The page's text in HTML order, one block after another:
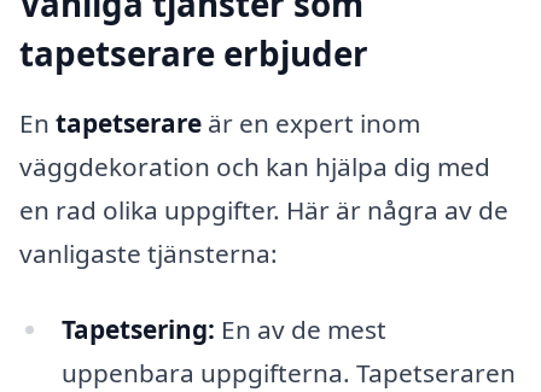
tapetserare erbjuder
En tapetserare är en expert inom
väggdekoration och kan hjälpa dig med
en rad olika uppgifter. Här är några av de
vanligaste tjänsterna:
Tapetsering: En av de mest
uppenbara uppgifterna. Tapetseraren